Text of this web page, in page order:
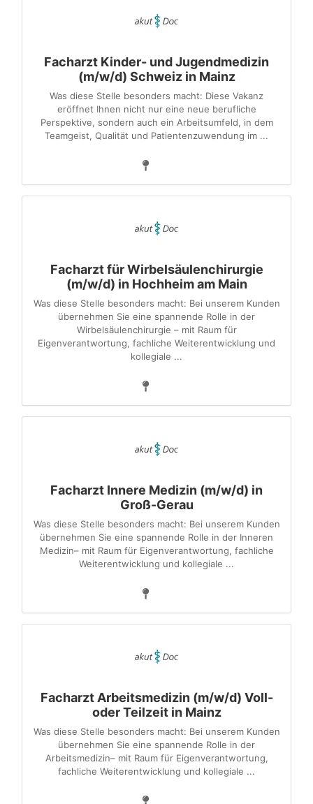
Facharzt Kinder- und Jugendmedizin
(m/w/d) Schweiz in Mainz
Was diese Stelle besonders macht: Diese Vakanz
eröffnet Ihnen nicht nur eine neue berufliche
Perspektive, sondern auch ein Arbeitsumfeld, in dem
Teamgeist, Qualität und Patientenzuwendung im ...
Facharzt für Wirbelsäulenchirurgie
(m/w/d) in Hochheim am Main
Was diese Stelle besonders macht: Bei unserem Kunden
übernehmen Sie eine spannende Rolle in der
Wirbelsäulenchirurgie – mit Raum für
Eigenverantwortung, fachliche Weiterentwicklung und
kollegiale ...
Facharzt Innere Medizin (m/w/d) in
Groß-Gerau
Was diese Stelle besonders macht: Bei unserem Kunden
übernehmen Sie eine spannende Rolle in der Inneren
Medizin– mit Raum für Eigenverantwortung, fachliche
Weiterentwicklung und kollegiale ...
Facharzt Arbeitsmedizin (m/w/d) Voll-
oder Teilzeit in Mainz
Was diese Stelle besonders macht: Bei unserem Kunden
übernehmen Sie eine spannende Rolle in der
Arbeitsmedizin– mit Raum für Eigenverantwortung,
fachliche Weiterentwicklung und kollegiale ...